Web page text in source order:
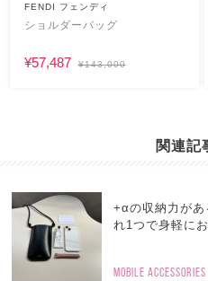
FENDI フェンディ
ショルダーバッグ
¥57,487 ¥143,000
関連記
+αの収納力があ
れ1つで身軽に
MOBILE ACCESSORIES